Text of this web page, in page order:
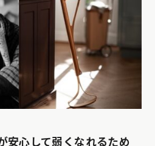
心して弱くなれるため